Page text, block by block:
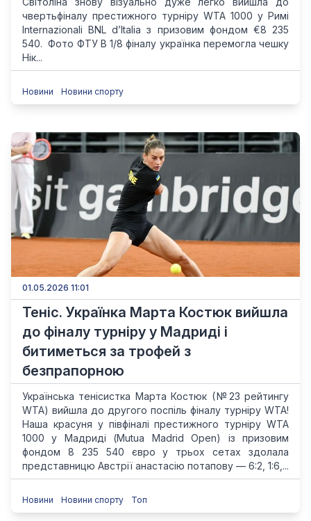
чвертьфіналу престижного турніру WTA 1000 у Римі
Internazionali BNL d’Italia з призовим фондом €8 235
540. Фото ФТУ В 1/8 фіналу українка перемогла чешку
Нік...
Новини Новини спорту
01.05.2026 11:01
Теніс. Українка Марта Костюк вийшла
до фіналу турніру у Мадриді і
битиметься за трофей з
безпрапорною
Українська тенісистка Марта Костюк (№23 рейтингу
WTA) вийшла до другого поспіль фіналу турніру WTA!
Наша красуня у півфіналі престижного турніру WTA
1000 у Мадриді (Mutua Madrid Open) із призовим
фондом 8 235 540 євро у трьох сетах здолала
представницю Австрії анастасію потапову — 6:2, 1:6,...
Новини Новини спорту Топ